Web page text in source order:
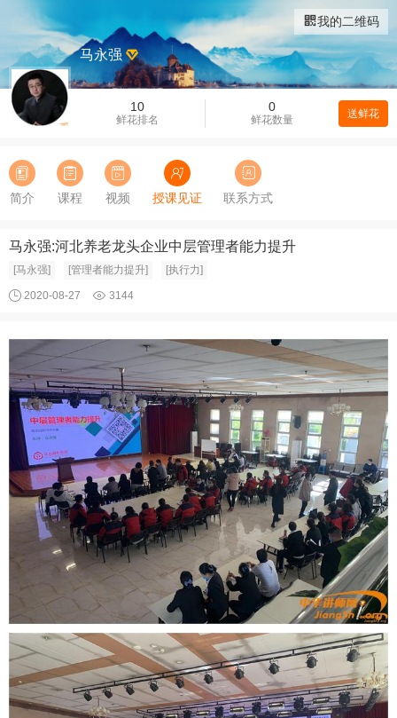
我的二维码
10
鲜花排名
0
鲜花数量 送鲜花
马永强
简介 课程 视频 授课见证 联系方式
马永强:河北养老龙头企业中层管理者能力提升
[马永强] [管理者能力提升] [执行力]
2020-08-27 3144